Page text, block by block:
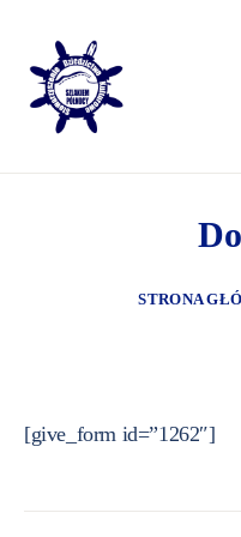
STRONA
[give_form id=”1262″]